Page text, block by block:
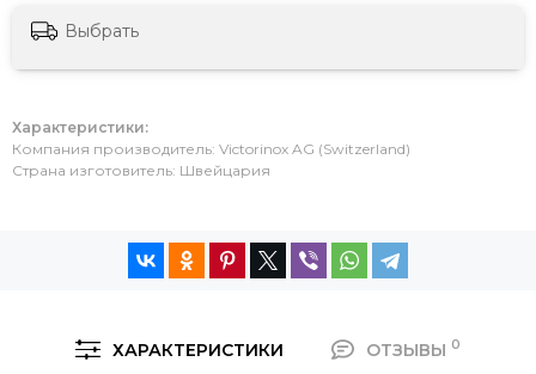
Выбрать
Характеристики:
Компания производитель: Victorinox AG (Switzerland)
Страна изготовитель: Швейцария
ХАРАКТЕРИСТИКИ ОТЗЫВЫ 0